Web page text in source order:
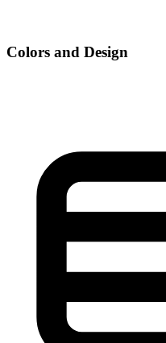
Colors and Design